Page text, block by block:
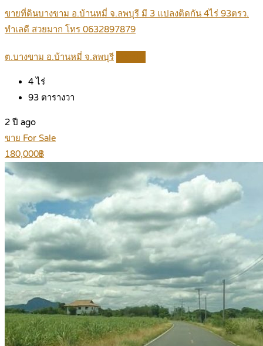
ขายที่ดินบางขาม อ.บ้านหมี่ จ.ลพบุรี มี 3 แปลงติดกัน 4ไร่ 93ตรว.
ทำเลดี สวยมาก โทร 0632897879
ต.บางขาม อ.บ้านหมี่ จ.ลพบุรี
4ไร่
93 ตารางวา
2 ปี ago
ขาย For Sale
180,000฿